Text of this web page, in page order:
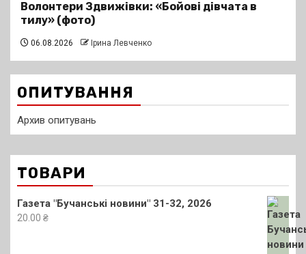
Волонтери Здвижівки: «Бойові дівчата в
тилу» (фото)
06.08.2026 Ірина Левченко
ОПИТУВАННЯ
Архив опитувань
ТОВАРИ
Газета "Бучанські новини" 31-32, 2026
20.00 ₴